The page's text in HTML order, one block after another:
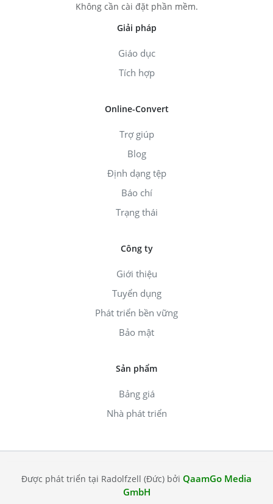
Không cần cài đặt phần mềm.
Giải pháp
Giáo dục
Tích hợp
Online-Convert
Trợ giúp
Blog
Định dạng tệp
Báo chí
Trạng thái
Công ty
Giới thiệu
Tuyển dụng
Phát triển bền vững
Bảo mật
Sản phẩm
Bảng giá
Nhà phát triển
Được phát triển tại Radolfzell (Đức) bởi QaamGo Media
GmbH